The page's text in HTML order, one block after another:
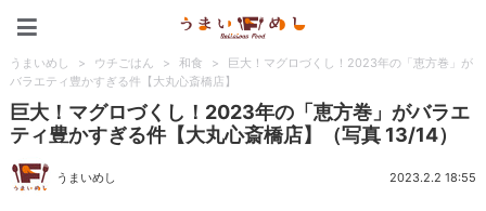
うまいめし > ウチごはん > 和食 >
巨大！マグロづくし！2023年の「恵方巻」が
バラエティ豊かすぎる件【大丸心斎橋店】
巨大！マグロづくし！2023年の「恵方巻」がバラエ
ティ豊かすぎる件【大丸心斎橋店】（写真 13/14）
うまいめし 2023.2.2 18:55